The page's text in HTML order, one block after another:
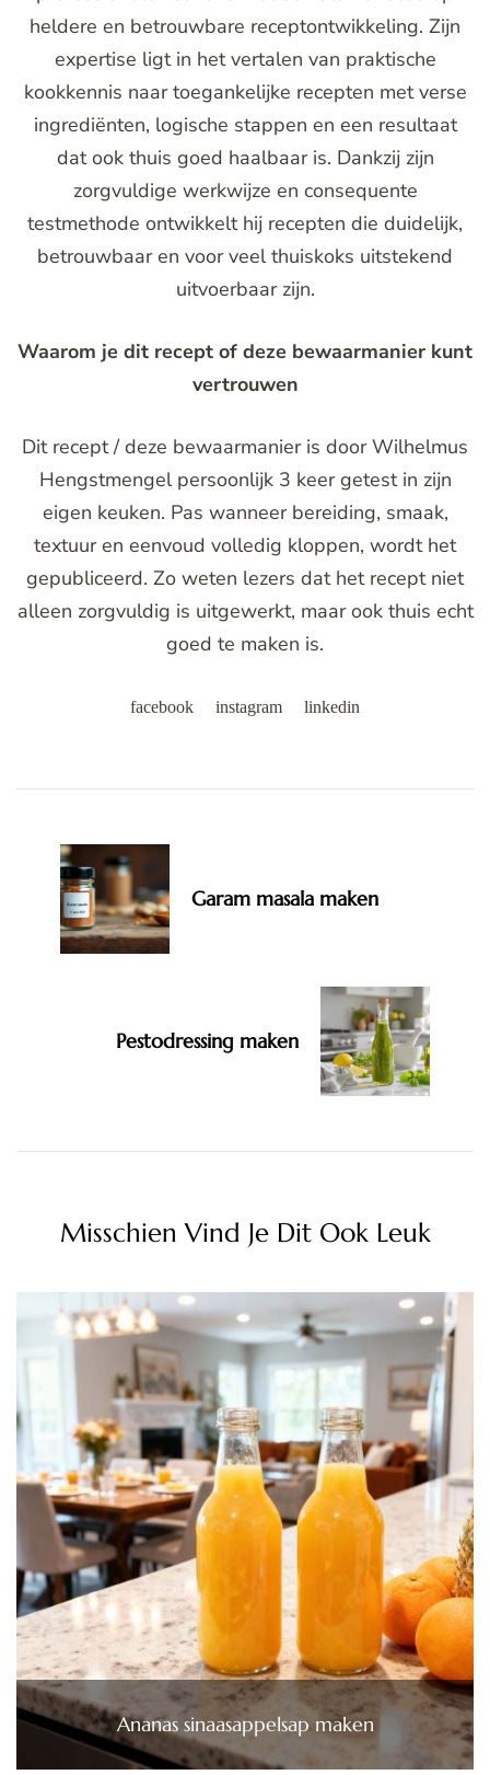
heldere en betrouwbare receptontwikkeling. Zijn
expertise ligt in het vertalen van praktische
kookkennis naar toegankelijke recepten met verse
ingrediënten, logische stappen en een resultaat
dat ook thuis goed haalbaar is. Dankzij zijn
zorgvuldige werkwijze en consequente
testmethode ontwikkelt hij recepten die duidelijk,
betrouwbaar en voor veel thuiskoks uitstekend
uitvoerbaar zijn.
Waarom je dit recept of deze bewaarmanier kunt
vertrouwen
Dit recept / deze bewaarmanier is door Wilhelmus
Hengstmengel persoonlijk 3 keer getest in zijn
eigen keuken. Pas wanneer bereiding, smaak,
textuur en eenvoud volledig kloppen, wordt het
gepubliceerd. Zo weten lezers dat het recept niet
alleen zorgvuldig is uitgewerkt, maar ook thuis echt
goed te maken is.
facebook instagram linkedin
Navigation
Garam masala maken
Pestodressing maken
Misschien Vind Je Dit Ook Leuk
Ananas sinaasappelsap maken